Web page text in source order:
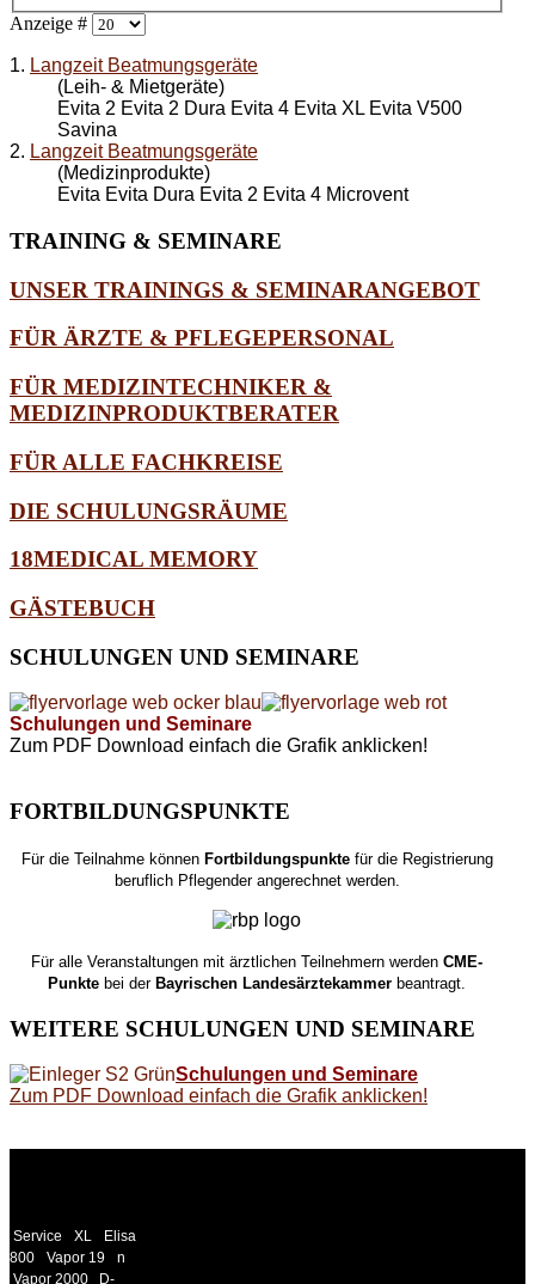
Anzeige #
1. Langzeit Beatmungsgeräte
(Leih- & Mietgeräte)
Evita 2 Evita 2 Dura Evita 4 Evita XL Evita V500
Savina
2. Langzeit Beatmungsgeräte
(Medizinprodukte)
Evita Evita Dura Evita 2 Evita 4 Microvent
TRAINING & SEMINARE
UNSER TRAININGS & SEMINARANGEBOT
FÜR ÄRZTE & PFLEGEPERSONAL
FÜR MEDIZINTECHNIKER &
MEDIZINPRODUKTBERATER
FÜR ALLE FACHKREISE
DIE SCHULUNGSRÄUME
18MEDICAL MEMORY
GÄSTEBUCH
SCHULUNGEN UND SEMINARE
Schulungen und Seminare
Zum PDF Download einfach die Grafik anklicken!
FORTBILDUNGSPUNKTE
Für die Teilnahme könnenFortbildungspunktefür die Registrierung
beruflich Pflegender angerechnet werden.
Für alle Veranstaltungen mit ärztlichen Teilnehmern werdenCME-
Punkte bei derBayrischen Landesärztekammer beantragt.
WEITERE SCHULUNGEN UND SEMINARE
Schulungen und Seminare
Zum PDF Download einfach die Grafik anklicken!
Service XL
Elisa
800
Vapor 19
n
Vapor 2000
D-